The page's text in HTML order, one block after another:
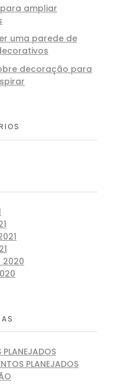
ampliar
uma parede de
decoração para
PLANEJADOS
PLANEJADOS